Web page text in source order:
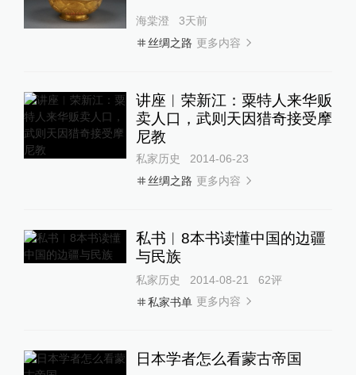
海棠澄
3天前
丝绸之路 更多内容
讲座︱荣新江：粟特人来华贩
卖人口，武则天因猎奇接受摩
尼教
私家历史
2014-06-23
丝绸之路 更多内容
私书︱8本书读懂中国的边疆
与民族
私家历史 2014-08-21 62评
私家书单 更多内容
日本学者怎么看蒙古帝国